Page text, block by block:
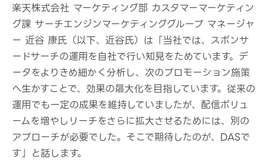
楽天株式会社 マーケティング部 カスタマーマーケティン
グ課 サーチエンジンマーケティンググループ マネージャ
ー 近谷 康氏（以下、近谷氏）は「当社では、スポンサ
ードサーチの運用を自社で行い知見をためています。デ
ータをよりきめ細かく分析し、次のプロモーション施策
へ生かすことで、効果の最大化を目指しています。従来の
運用でも一定の成果を維持していましたが、配信ボリュ
ームを増やしリーチをさらに拡大させるためには、別の
アプローチが必要でした。そこで期待したのが、DASで
す」と話します。